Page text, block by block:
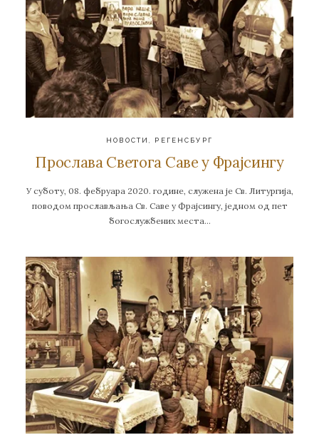
НОВОСТИ РЕГЕНСБУРГ
Прослава Светога Саве у Фрајсингу
У суботу, 08. фебруара 2020. године, служена је Св. Литургија,
поводом прослављања Св. Саве у Фрајсингу, једном од пет
богослужбених места…